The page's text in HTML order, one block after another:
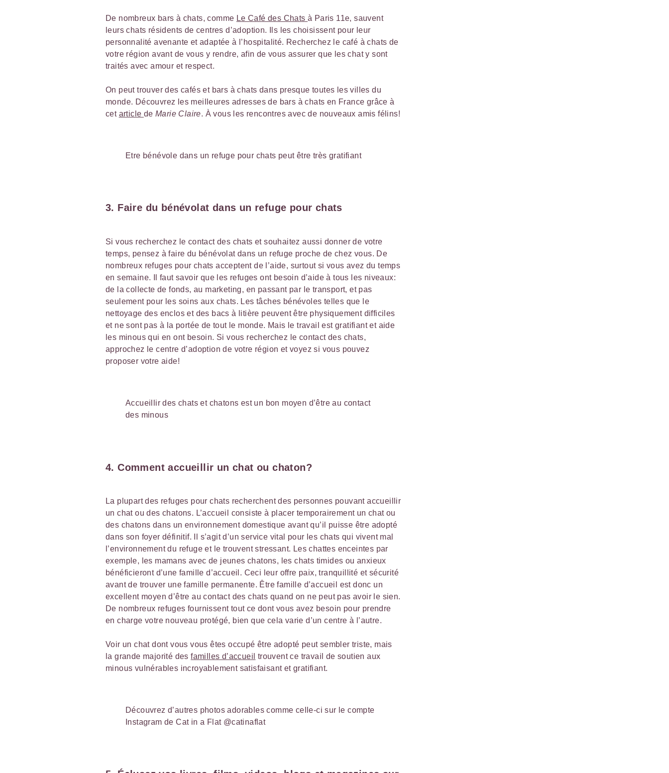
De nombreux bars à chats, comme Le Café des Chatsà Paris 11e, sauvent
leurs chats résidents de centres d’adoption. Ils les choisissent pour leur
personnalité avenante et adaptée à l’hospitalité. Recherchez le café à chats de
votre région avant de vous y rendre, afin de vous assurer que les chat y sont
traités avec amour et respect.
On peut trouver des cafés et bars à chats dans presque toutes les villes du
monde. Découvrez les meilleures adresses de bars à chats en France grâce à
cet article deMarie Claire. À vous les rencontres avec de nouveaux amis félins!
Etre bénévole dans un refuge pour chats peut être très gratifiant
3. Faire du bénévolat dans un refuge pour chats
Si vous recherchez le contact des chats et souhaitez aussi donner de votre
temps, pensez à faire du bénévolat dans un refuge proche de chez vous. De
nombreux refuges pour chats acceptent de l’aide, surtout si vous avez du temps
en semaine. Il faut savoir que les refuges ont besoin d’aide à tous les niveaux:
de la collecte de fonds, au marketing, en passant par le transport, et pas
seulement pour les soins aux chats. Les tâches bénévoles telles que le
nettoyage des enclos et des bacs à litière peuvent être physiquement difficiles
et ne sont pas à la portée de tout le monde. Mais le travail est gratifiant et aide
les minous qui en ont besoin. Si vous recherchez le contact des chats,
approchez le centre d’adoption de votre région et voyez si vous pouvez
proposer votre aide!
Accueillir des chats et chatons est un bon moyen d’être au contact
des minous
4. Comment accueillir un chat ou chaton?
La plupart des refuges pour chats recherchent des personnes pouvant accueillir
un chat ou des chatons. L’accueil consiste à placer temporairement un chat ou
des chatons dans un environnement domestique avant qu’il puisse être adopté
dans son foyer définitif. Il s’agit d’un service vital pour les chats qui vivent mal
l’environnement du refuge et le trouvent stressant. Les chattes enceintes par
exemple, les mamans avec de jeunes chatons, les chats timides ou anxieux
bénéficieront d’une famille d’accueil. Ceci leur offre paix, tranquillité et sécurité
avant de trouver une famille permanente. Être famille d’accueil est donc un
excellent moyen d’être au contact des chats quand on ne peut pas avoir le sien.
De nombreux refuges fournissent tout ce dont vous avez besoin pour prendre
en charge votre nouveau protégé, bien que cela varie d’un centre à l’autre.
Voir un chat dont vous vous êtes occupé être adopté peut sembler triste, mais
la grande majorité desfamilles d’accueil trouvent ce travail de soutien aux
minous vulnérables incroyablement satisfaisant et gratifiant.
Découvrez d’autres photos adorables comme celle-ci sur le compte
Instagram de Cat in a Flat @catinaflat